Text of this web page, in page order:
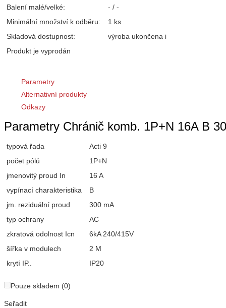
Balení malé/velké:
- / -
Minimální množství k odběru:
1 ks
Skladová dostupnost:
výroba ukončena i
Produkt je vyprodán
Parametry
Alternativní produkty
Odkazy
Parametry Chránič komb. 1P+N 16A B
typová řada
Acti 9
počet pólů
1P+N
jmenovitý proud In
16 A
vypínací charakteristika
B
jm. reziduální proud
300 mA
typ ochrany
AC
zkratová odolnost Icn
6kA 240/415V
šířka v modulech
2 M
krytí IP..
IP20
Pouze skladem (0)
Seřadit